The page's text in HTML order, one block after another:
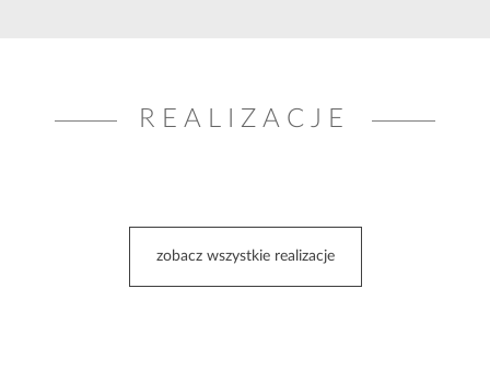
REALIZACJE
zobacz wszystkie realizacje